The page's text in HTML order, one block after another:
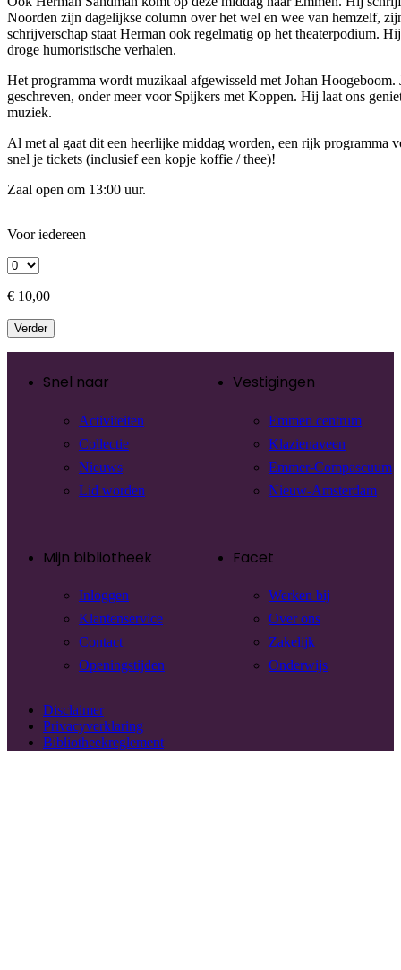
Noorden zijn dagelijkse column over het wel en wee van hemzelf,
schrijverschap staat Herman ook regelmatig op het theaterpodium.
droge humoristische verhalen.
Het programma wordt muzikaal afgewisseld met Johan Hoogeboom.
geschreven, onder meer voor Spijkers met Koppen. Hij laat ons
muziek.
Al met al gaat dit een heerlijke middag worden, een rijk programma
snel je tickets (inclusief een kopje koffie / thee)!
Zaal open om 13:00 uur.
Voor iedereen
€ 10,00
Verder
Snel naar
Activiteiten
Collectie
Nieuws
Lid worden
Vestigingen
Emmen centrum
Klazienaveen
Emmer-Compascuum
Nieuw-Amsterdam
Mijn bibliotheek
Inloggen
Klantenservice
Contact
Openingstijden
Facet
Werken bij
Over ons
Zakelijk
Onderwijs
Disclaimer
Privacyverklaring
Bibliotheekreglement